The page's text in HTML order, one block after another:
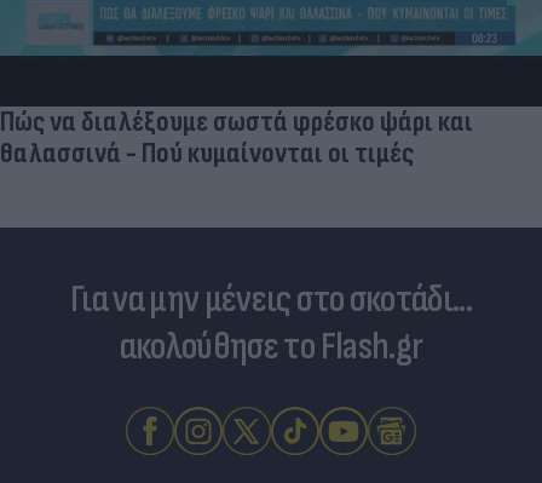
«Στην pole position για Κωνσταντέλια η
Ντόρτμουντ»
Για να μην μένεις στο σκοτάδι...
ακολούθησε το Flash.gr